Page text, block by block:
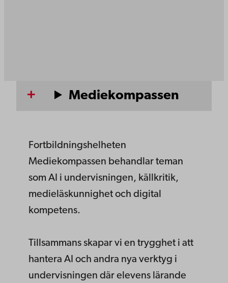
Mediekompassen
Fortbildningshelheten
Mediekompassen behandlar teman
som AI i undervisningen, källkritik,
medieläskunnighet och digital
kompetens.
Tillsammans skapar vi en trygghet i att
hantera AI och andra nya verktyg i
undervisningen där elevens lärande